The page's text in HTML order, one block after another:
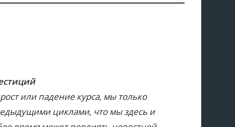
или падение курса, мы только
циклами, что мы здесь и